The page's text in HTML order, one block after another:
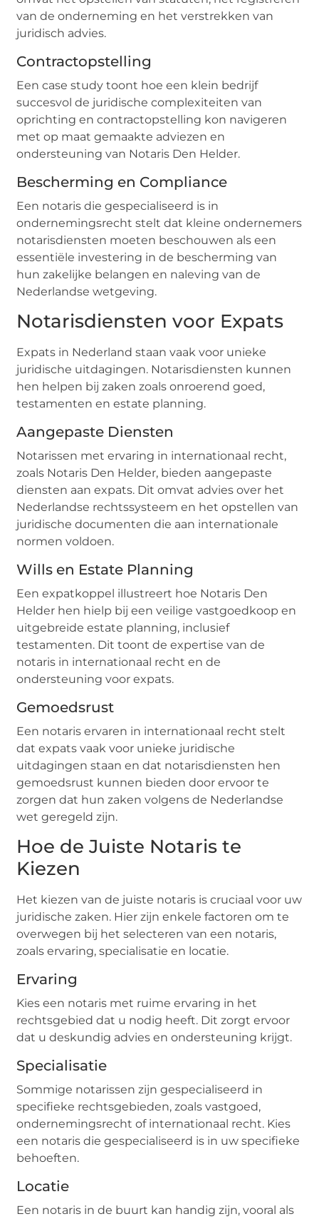
van de onderneming en het verstrekken van
juridisch advies.
Contractopstelling
Een case study toont hoe een klein bedrijf
succesvol de juridische complexiteiten van
oprichting en contractopstelling kon navigeren
met op maat gemaakte adviezen en
ondersteuning van Notaris Den Helder.
Bescherming en Compliance
Een notaris die gespecialiseerd is in
ondernemingsrecht stelt dat kleine ondernemers
notarisdiensten moeten beschouwen als een
essentiële investering in de bescherming van
hun zakelijke belangen en naleving van de
Nederlandse wetgeving.
Notarisdiensten voor Expats
Expats in Nederland staan vaak voor unieke
juridische uitdagingen. Notarisdiensten kunnen
hen helpen bij zaken zoals onroerend goed,
testamenten en estate planning.
Aangepaste Diensten
Notarissen met ervaring in internationaal recht,
zoals Notaris Den Helder, bieden aangepaste
diensten aan expats. Dit omvat advies over het
Nederlandse rechtssysteem en het opstellen van
juridische documenten die aan internationale
normen voldoen.
Wills en Estate Planning
Een expatkoppel illustreert hoe Notaris Den
Helder hen hielp bij een veilige vastgoedkoop en
uitgebreide estate planning, inclusief
testamenten. Dit toont de expertise van de
notaris in internationaal recht en de
ondersteuning voor expats.
Gemoedsrust
Een notaris ervaren in internationaal recht stelt
dat expats vaak voor unieke juridische
uitdagingen staan en dat notarisdiensten hen
gemoedsrust kunnen bieden door ervoor te
zorgen dat hun zaken volgens de Nederlandse
wet geregeld zijn.
Hoe de Juiste Notaris te
Kiezen
Het kiezen van de juiste notaris is cruciaal voor uw
juridische zaken. Hier zijn enkele factoren om te
overwegen bij het selecteren van een notaris,
zoals ervaring, specialisatie en locatie.
Ervaring
Kies een notaris met ruime ervaring in het
rechtsgebied dat u nodig heeft. Dit zorgt ervoor
dat u deskundig advies en ondersteuning krijgt.
Specialisatie
Sommige notarissen zijn gespecialiseerd in
specifieke rechtsgebieden, zoals vastgoed,
ondernemingsrecht of internationaal recht. Kies
een notaris die gespecialiseerd is in uw specifieke
behoeften.
Locatie
Een notaris in de buurt kan handig zijn, vooral als